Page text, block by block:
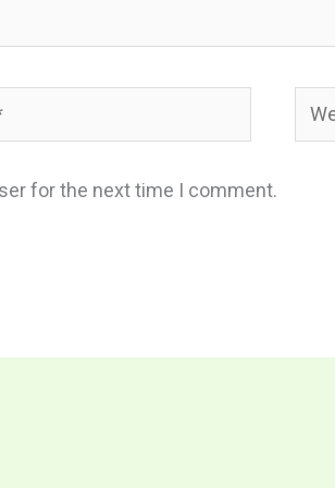
for the next time I comment.